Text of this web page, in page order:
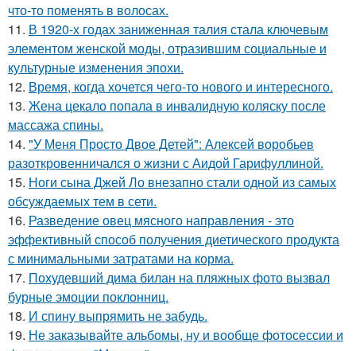
что-то поменять в волосах.
11. В 1920-х годах заниженная талия стала ключевым
элементом женской моды, отразившим социальные и
культурные изменения эпохи.
12. Время, когда хочется чего-то нового и интересного.
13. Жена цекало попала в инвалидную коляску после
массажа спины.
14. "У Меня Просто Двое Детей": Алексей воробьев
разоткровенничался о жизни с Аидой Гарифуллиной.
15. Ноги сына Джей Ло внезапно стали одной из самых
обсуждаемых тем в сети.
16. Разведение овец мясного направления - это
эффективный способ получения диетического продукта
с минимальными затратами на корма.
17. Похудевший дима билан на пляжных фото вызвал
бурные эмоции поклонниц.
18. И спину выпрямить не забудь.
19. Не заказывайте альбомы, ну и вообще фотосессии и